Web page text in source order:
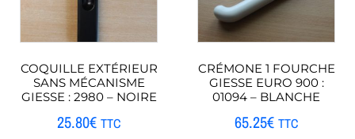
COQUILLE EXTÉRIEUR
SANS MÉCANISME
GIESSE : 2980 – NOIRE
25.80€ TTC
CRÉMONE 1 FOURCHE
GIESSE EURO 900 :
01094 – BLANCHE
65.25€ TTC